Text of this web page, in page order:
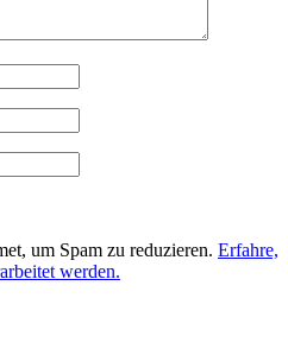
um Spam zu reduzieren. Erfahre,
werden.